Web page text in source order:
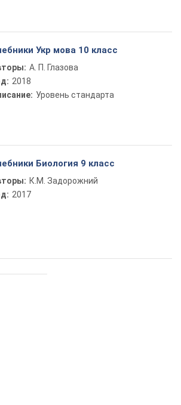
Укр мова 10 класс
А. П. Глазова
2018
Уровень стандарта
Биология 9 класс
К.М. Задорожний
2017